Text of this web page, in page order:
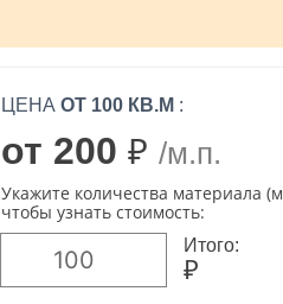
ЦЕНА ОТ 100 КВ.М :
от 200 ₽ /м.п.
Укажите количества материала (м
чтобы узнать стоимость:
Итого:
₽